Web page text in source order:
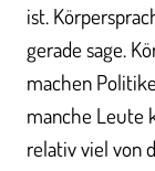
ist.
gerade sage.
machen
manche Leute
relativ viel von